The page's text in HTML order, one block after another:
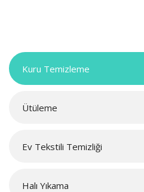
Kuru Temizleme
Ütüleme
Ev Tekstili Temizliği
Halı Yıkama